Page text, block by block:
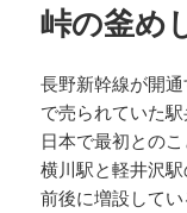
峠の釜め
長野新幹線が開
で売られていた駅
日本で最初とのこ
横川駅と軽井沢
前後に増設してい